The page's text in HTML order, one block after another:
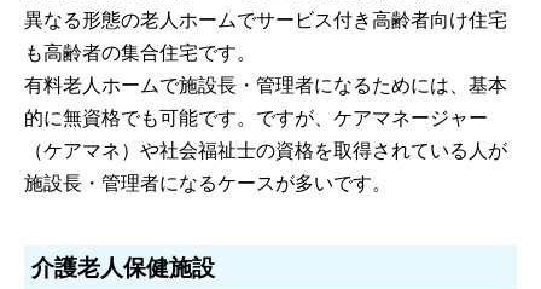
異なる形態の老人ホームでサービス付き高齢者向け住宅
も高齢者の集合住宅です。
有料老人ホームで施設長・管理者になるためには、基本
的に無資格でも可能です。ですが、ケアマネージャー
（ケアマネ）や社会福祉士の資格を取得されている人が
施設長・管理者になるケースが多いです。
介護老人保健施設